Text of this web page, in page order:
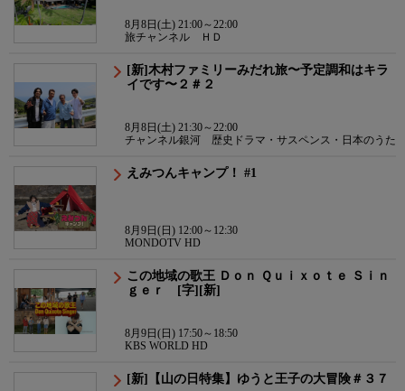
8月8日(土) 21:00～22:00
旅チャンネル ＨＤ
[新]木村ファミリーみだれ旅〜予定調和はキラ
イです〜２＃２
8月8日(土) 21:30～22:00
チャンネル銀河 歴史ドラマ・サスペンス・日本のうた
えみつんキャンプ！ #1
8月9日(日) 12:00～12:30
MONDOTV HD
この地域の歌王 Ｄｏｎ Ｑｕｉｘｏｔｅ Ｓｉｎ
ｇｅｒ [字][新]
8月9日(日) 17:50～18:50
KBS WORLD HD
[新]【山の日特集】ゆうと王子の大冒険＃３７